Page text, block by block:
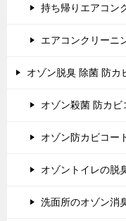
持ち帰りエアコン
エアコンクリーニ
オゾン脱臭 除菌 防カ
オゾン殺菌 防カビ
オゾン防カビコー
オゾントイレの脱
洗面所のオゾン消